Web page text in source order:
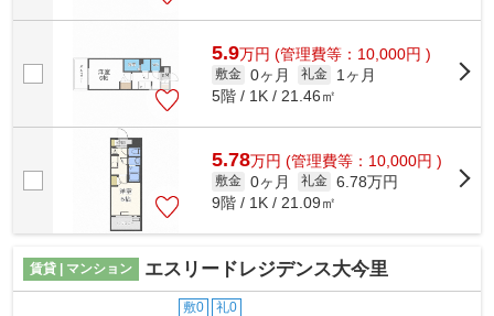
5.9万円 (管理費等：10,000円 )
敷金 0ヶ月 礼金
1ヶ月
5階 / 1K / 21.46㎡
5.78万円 (管理費等：10,000円 )
敷金 0ヶ月 礼金 6.78万円
9階 / 1K / 21.09㎡
賃貸 | マンション エスリードレジデンス大今里
敷0 礼0